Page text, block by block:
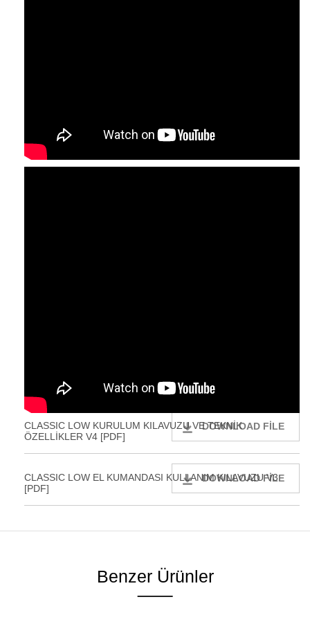
CLASSIC LOW KURULUM KILAVUZU VE TEKNİK
ÖZELLİKLER V4 [PDF]
DOWNLOAD FILE
CLASSIC LOW EL KUMANDASI KULLANIM KILAVUZU V3
[PDF]
DOWNLOAD FILE
Benzer Ürünler